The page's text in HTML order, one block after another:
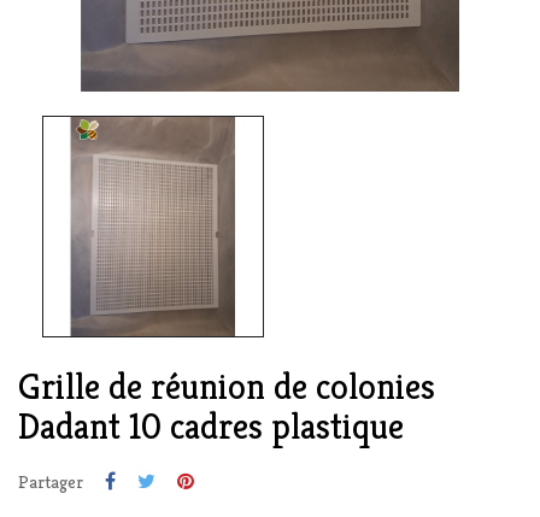
Grille de réunion de colonies
Dadant 10 cadres plastique
Partager